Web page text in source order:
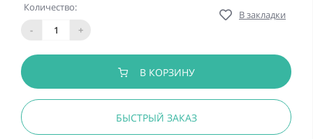
Количество:
-
+
В закладки
В КОРЗИНУ
БЫСТРЫЙ ЗАКАЗ